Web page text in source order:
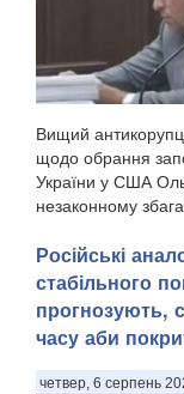
Вищий
щодо обрання
України у США
незаконному
Російські
стабільного
прогнозують,
часу аби
четвер, 6 серпень